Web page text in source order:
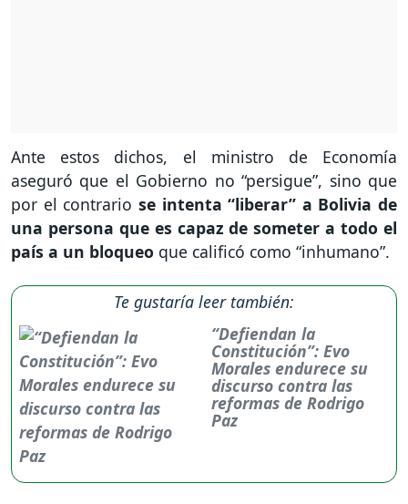
Ante estos dichos, el ministro de Economía
aseguró que el Gobierno no “persigue”, sino que
por el contrario se intenta “liberar” a Bolivia de
una persona que es capaz de someter a todo el
país a un bloqueo que calificó como “inhumano”.
Te gustaría leer también:
“Defiendan la
Constitución”: Evo
Morales endurece su
discurso contra las
reformas de Rodrigo
Paz